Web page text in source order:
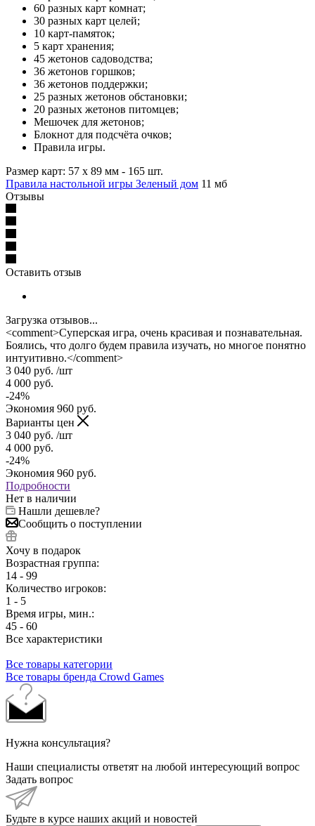
60 разных карт комнат;
30 разных карт целей;
10 карт-памяток;
5 карт хранения;
45 жетонов садоводства;
36 жетонов горшков;
36 жетонов поддержки;
25 разных жетонов обстановки;
20 разных жетонов питомцев;
Мешочек для жетонов;
Блокнот для подсчёта очков;
Правила игры.
Размер карт: 57 х 89 мм - 165 шт.
Правила настольной игры Зеленый дом 11 мб
Отзывы
Оставить отзыв
Загрузка отзывов...
<comment>Суперская игра, очень красивая и познавательная.
Боялись, что долго будем правила изучать, но многое понятно
интуитивно.</comment>
3 040 руб. /шт
4 000 руб.
-24%
Экономия 960 руб.
Варианты цен
3 040 руб. /шт
4 000 руб.
-24%
Экономия 960 руб.
Подробности
Нет в наличии
Нашли дешевле?
Сообщить о поступлении
Хочу в подарок
Возрастная группа:
14 - 99
Количество игроков:
1 - 5
Время игры, мин.:
45 - 60
Все характеристики
Все товары категории
Все товары бренда Crowd Games
Нужна консультация?
Наши специалисты ответят на любой интересующий вопрос
Задать вопрос
Будьте в курсе наших акций и новостей